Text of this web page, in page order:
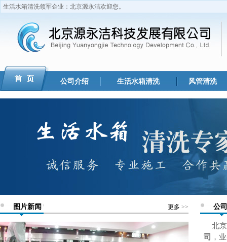
生活水箱清洗领军企业：北京源永洁欢迎您。
公司介绍 生活水箱清洗 风管清洗
图片新闻 更多 >> 公
北京
司 ，